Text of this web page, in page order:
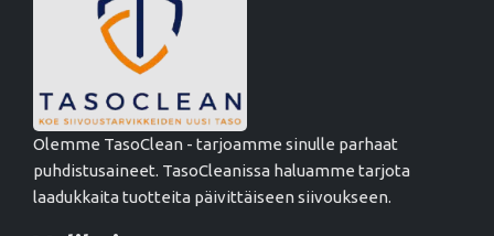
Olemme TasoClean - tarjoamme sinulle parhaat
puhdistusaineet. TasoCleanissa haluamme tarjota
laadukkaita tuotteita päivittäiseen siivoukseen.